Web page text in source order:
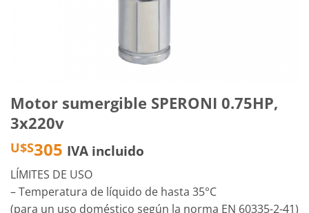
Motor sumergible SPERONI 0.75HP,
3x220v
U$S305 IVA incluido
LÍMITES DE USO
– Temperatura de líquido de hasta 35°C
(para un uso doméstico según la norma EN 60335-2-41)